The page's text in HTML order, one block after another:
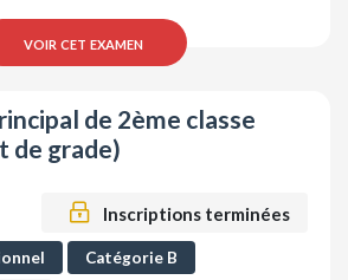
voir cet examen
de 2ème classe
de grade)
Inscriptions terminées
Catégorie B